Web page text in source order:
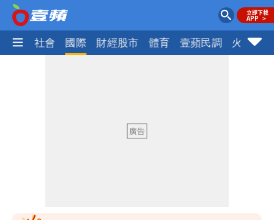
政治 社會 國際 財經股市 體育 壹蘋民調 火線話
男裁判勒令女選手「解衣」檢查
揮別9年演藝圈 女演員當「全職運將」